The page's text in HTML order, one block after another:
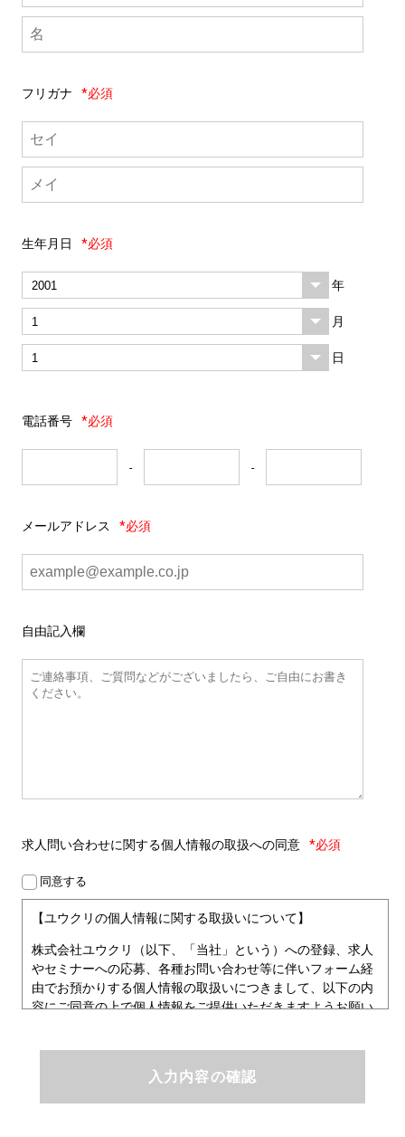
フリガナ *必須
生年月日 *必須
年
月
日
電話番号 *必須
- -
メールアドレス *必須
自由記入欄
求人問い合わせに関する個人情報の取扱への同意 *必須
同意する
【ユウクリの個人情報に関する取扱いについて】
株式会社ユウクリ（以下、「当社」という）への登録、求人
やセミナーへの応募、各種お問い合わせ等に伴いフォーム経
由でお預かりする個人情報の取扱いにつきまして、以下の内
容にご同意の上で個人情報をご提供いただきますようお願い
ユウクリにおける個人情報保護方針